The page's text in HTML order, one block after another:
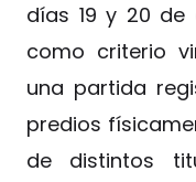
días 19 y 20 de
como criterio
una partida
predios
de distintos